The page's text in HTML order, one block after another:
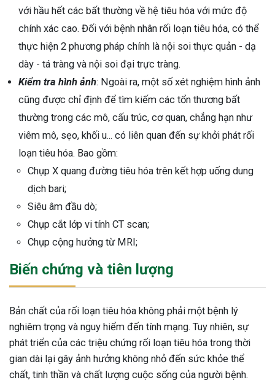
với hầu hết các bất thường về hệ tiêu hóa với mức độ
chính xác cao. Đối với bệnh nhân rối loạn tiêu hóa, có thể
thực hiện 2 phương pháp chính là nội soi thực quản - dạ
dày - tá tràng và nội soi đại trực tràng.
Kiểm tra hình ảnh: Ngoài ra, một số xét nghiệm hình ảnh
cũng được chỉ định để tìm kiếm các tổn thương bất
thường trong các mô, cấu trúc, cơ quan, chẳng hạn như
viêm mô, sẹo, khối u... có liên quan đến sự khởi phát rối
loạn tiêu hóa. Bao gồm:
Chụp X quang đường tiêu hóa trên kết hợp uống dung
dịch bari;
Siêu âm đầu dò;
Chụp cắt lớp vi tính CT scan;
Chụp cộng hưởng từ MRI;
Biến chứng và tiên lượng
Bản chất của rối loạn tiêu hóa không phải một bệnh lý
nghiêm trọng và nguy hiểm đến tính mạng. Tuy nhiên, sự
phát triển của các triệu chứng rối loạn tiêu hóa trong thời
gian dài lại gây ảnh hưởng không nhỏ đến sức khỏe thể
chất, tinh thần và chất lượng cuộc sống của người bệnh.